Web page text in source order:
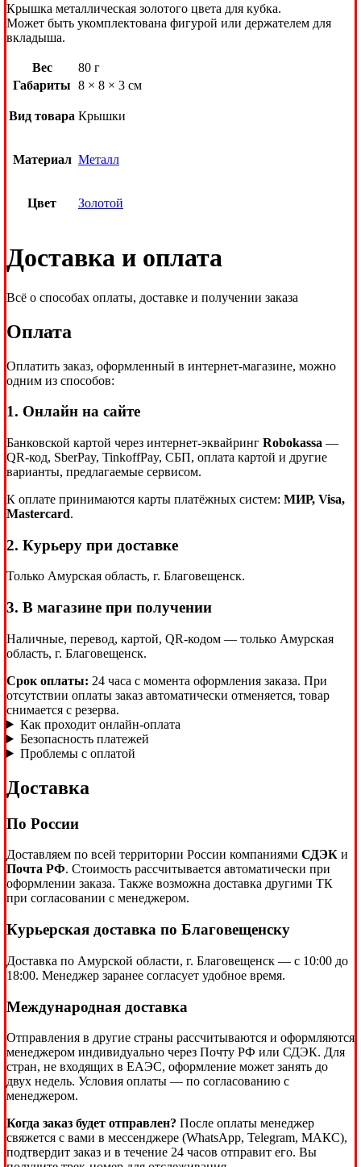
Крышка металлическая золотого цвета для кубка.
Может быть укомплектована фигурой или держателем для
вкладыша.
Вес
80 г
Габариты 8 × 8 × 3 см
Вид товара Крышки
Материал Металл
Цвет Золотой
Доставка и оплата
Всё о способах оплаты, доставке и получении заказа
Оплата
Оплатить заказ, оформленный в интернет-магазине, можно
одним из способов:
1. Онлайн на сайте
Банковской картой через интернет-эквайринг Robokassa —
QR-код, SberPay, TinkoffPay, СБП, оплата картой и другие
варианты, предлагаемые сервисом.
К оплате принимаются карты платёжных систем: МИР, Visa,
Mastercard.
2. Курьеру при доставке
Только Амурская область, г. Благовещенск.
3. В магазине при получении
Наличные, перевод, картой, QR-кодом — только Амурская
область, г. Благовещенск.
Срок оплаты: 24 часа с момента оформления заказа. При
отсутствии оплаты заказ автоматически отменяется, товар
снимается с резерва.
Как проходит онлайн-оплата
Безопасность платежей
Проблемы с оплатой
Доставка
По России
Доставляем по всей территории России компаниями СДЭК и
Почта РФ. Стоимость рассчитывается автоматически при
оформлении заказа. Также возможна доставка другими ТК
при согласовании с менеджером.
Курьерская доставка по Благовещенску
Доставка по Амурской области, г. Благовещенск — с 10:00 до
18:00. Менеджер заранее согласует удобное время.
Международная доставка
Отправления в другие страны рассчитываются и оформляются
менеджером индивидуально через Почту РФ или СДЭК. Для
стран, не входящих в ЕАЭС, оформление может занять до
двух недель. Условия оплаты — по согласованию с
менеджером.
Когда заказ будет отправлен? После оплаты менеджер
свяжется с вами в мессенджере (WhatsApp, Telegram, МАКС),
подтвердит заказ и в течение 24 часов отправит его. Вы